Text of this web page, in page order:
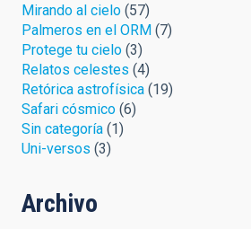
Mirando al cielo (57)
Palmeros en el ORM (7)
Protege tu cielo (3)
Relatos celestes (4)
Retórica astrofísica (19)
Safari cósmico (6)
Sin categoría (1)
Uni-versos (3)
Archivo